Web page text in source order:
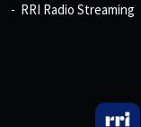
RRI Radio Streaming